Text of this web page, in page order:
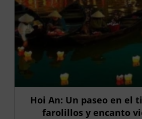
Hoi An: Un paseo en el
farolillos y encanto